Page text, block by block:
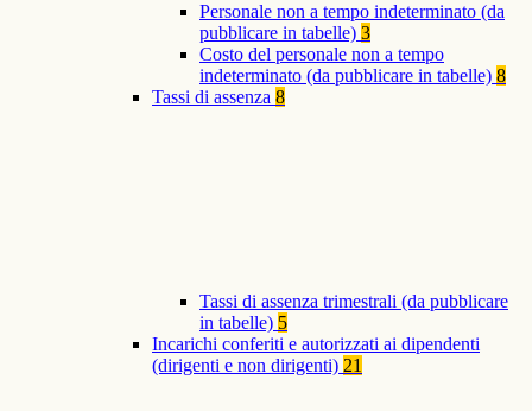
Personale non a tempo indeterminato (da
pubblicare in tabelle) 3
Costo del personale non a tempo
indeterminato (da pubblicare in tabelle) 8
Tassi di assenza 8
Tassi di assenza trimestrali (da pubblicare
in tabelle) 5
Incarichi conferiti e autorizzati ai dipendenti
(dirigenti e non dirigenti) 21